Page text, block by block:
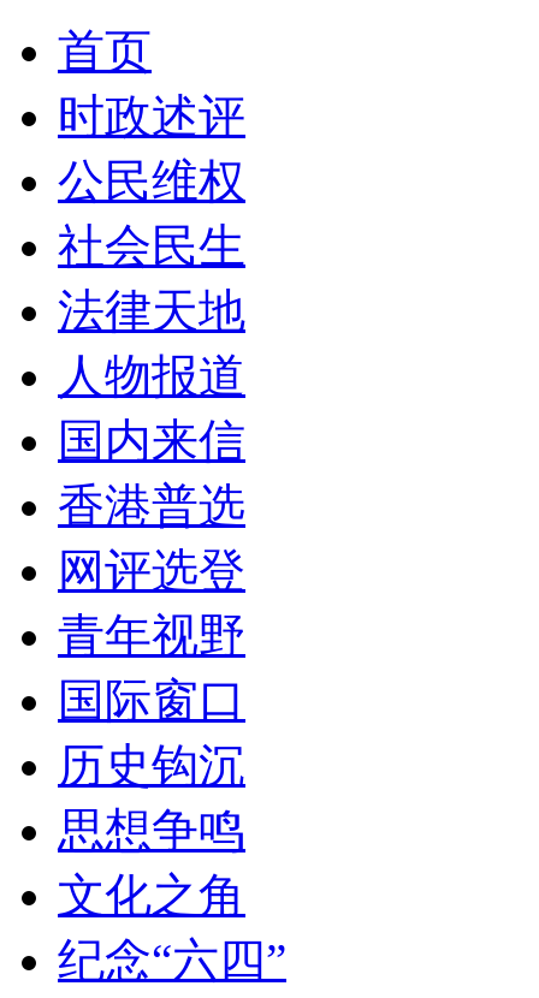
首页
时政述评
公民维权
社会民生
法律天地
人物报道
国内来信
香港普选
网评选登
青年视野
国际窗口
历史钩沉
思想争鸣
文化之角
纪念“六四”